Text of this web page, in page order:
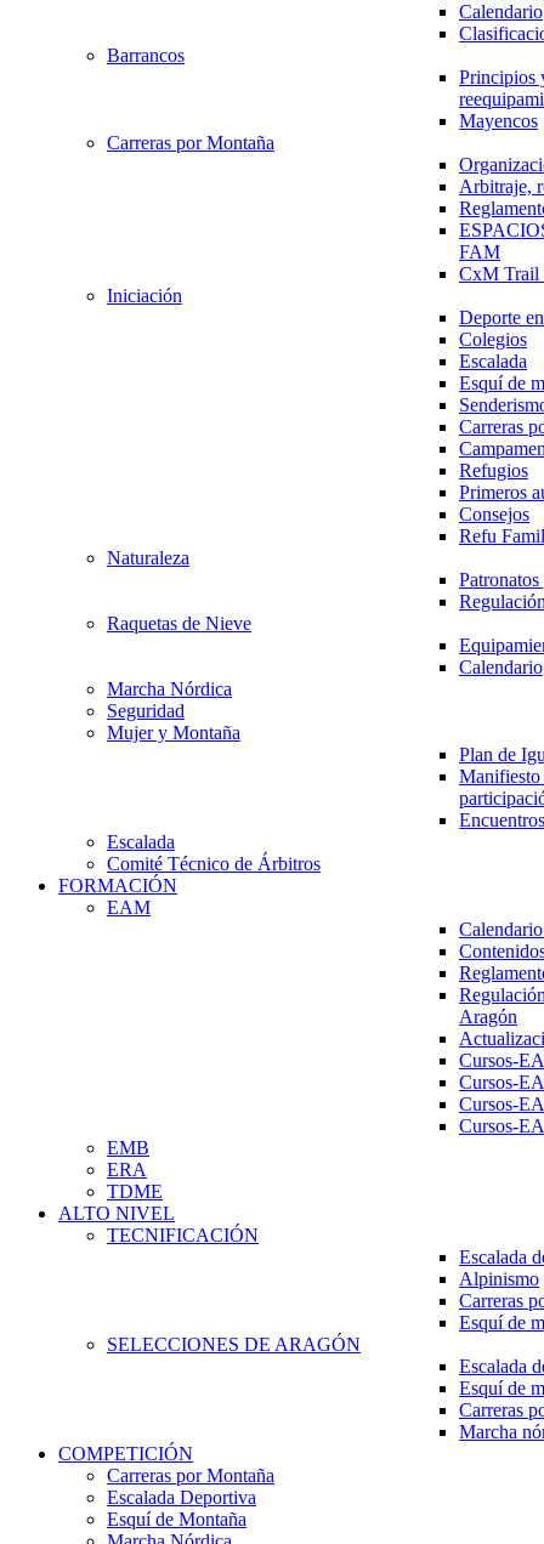
Calendario
Barrancos
Principios
Mayencos
Carreras por Montaña
Arbitraje,
FAM
CxM
Iniciación
Deporte
Colegios
Escalada
Esquí de
Carreras
Refugios
Primeros
Consejos
Refu
Naturaleza
Raquetas de Nieve
Calendario
Marcha Nórdica
Seguridad
Mujer y Montaña
Plan de
Escalada
Comité Técnico de Árbitros
FORMACIÓN
EAM
Aragón
Cursos-
Cursos-
Cursos-
Cursos-
EMB
ERA
TDME
ALTO NIVEL
TECNIFICACIÓN
Escalada
Alpinismo
Carreras
Esquí de
SELECCIONES DE ARAGÓN
Escalada
Esquí de
Carreras
Marcha
COMPETICIÓN
Carreras por Montaña
Escalada Deportiva
Esquí de Montaña